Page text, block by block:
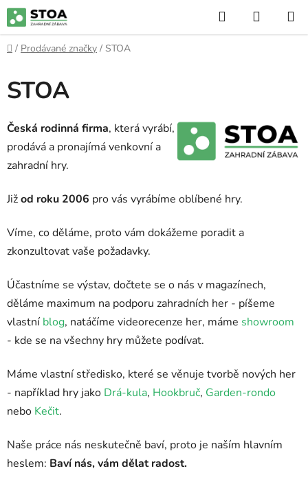
Přejít
na
obsah
Hledat
KOŠÍK
Domů
/ Prodávané značky / STOA
STOA
Česká rodinná firma, která vyrábí,
prodává a pronajímá venkovní a
zahradní hry.
Jižod roku 2006 pro vás vyrábíme oblíbené hry.
Víme, co děláme, proto vám dokážeme poradit a
zkonzultovat vaše požadavky.
Účastníme se výstav, dočtete se o nás v magazínech,
děláme maximum na podporu zahradních her - píšeme
vlastní blog, natáčíme videorecenze her, máme showroom
- kde se na všechny hry můžete podívat.
Máme vlastní středisko, které se věnuje tvorbě nových her
- například hry jako Drá-kula, Hookbruč, Garden-rondo
nebo Kečit.
Naše práce nás neskutečně baví, proto je naším hlavním
heslem: Baví nás, vám dělat radost.